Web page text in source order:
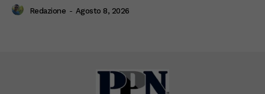
Redazione - Agosto 8, 2026